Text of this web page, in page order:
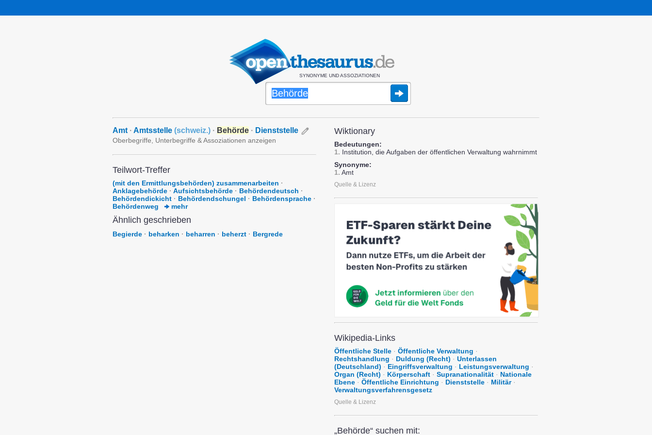
SYNONYME UND ASSOZIATIONEN
Amt · Amtsstelle (schweiz.) · Behörde · Dienststelle
Oberbegriffe, Unterbegriffe & Assoziationen anzeigen
Teilwort-Treffer
(mit den Ermittlungsbehörden) zusammenarbeiten ·
Anklagebehörde · Aufsichtsbehörde · Behördendeutsch ·
Behördendickicht · Behördendschungel · Behördensprache ·
Behördenweg
mehr
Ähnlich geschrieben
Begierde · beharken · beharren · beherzt · Bergrede
Wiktionary
Bedeutungen:
1. Institution, die Aufgaben der öffentlichen Verwaltung wahrnimmt
Synonyme:
1. Amt
Quelle & Lizenz
Wikipedia-Links
Öffentliche Stelle · Öffentliche Verwaltung ·
Rechtshandlung · Duldung (Recht) · Unterlassen
(Deutschland) · Eingriffsverwaltung · Leistungsverwaltung ·
Organ (Recht) · Körperschaft · Supranationalität · Nationale
Ebene · Öffentliche Einrichtung · Dienststelle · Militär·
Verwaltungsverfahrensgesetz
Quelle & Lizenz
„Behörde“ suchen mit: